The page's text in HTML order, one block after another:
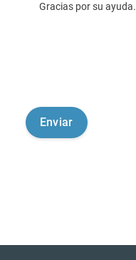
Gracias por su ayuda.